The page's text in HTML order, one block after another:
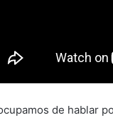
de hablar